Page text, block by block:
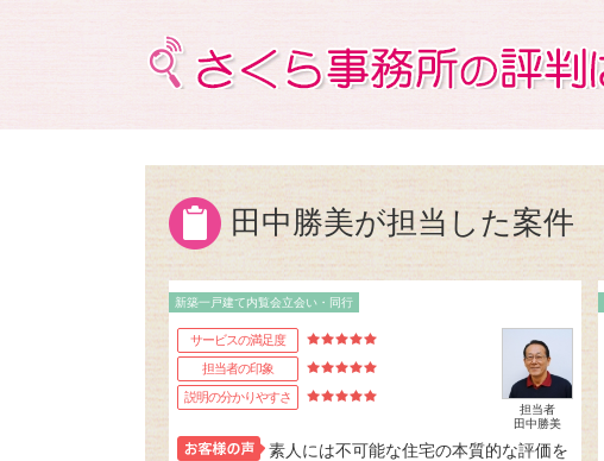
田中勝美が担当した案件
サービスの満足度
担当者の印象
説明の分かりやすさ
新築一戸建て内覧会立会い・同行
担当者
田中勝美
素人には不可能な住宅の本質的な評価を